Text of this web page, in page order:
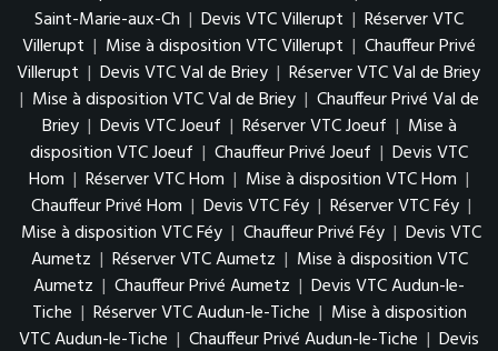
Saint-Marie-aux-Ch | Devis VTC Villerupt | Réserver VTC
Villerupt | Mise à disposition VTC Villerupt | Chauffeur Privé
Villerupt | Devis VTC Val de Briey | Réserver VTC Val de Briey
| Mise à disposition VTC Val de Briey | Chauffeur Privé Val de
Briey | Devis VTC Joeuf | Réserver VTC Joeuf | Mise à
disposition VTC Joeuf | Chauffeur Privé Joeuf | Devis VTC
Hom | Réserver VTC Hom | Mise à disposition VTC Hom |
Chauffeur Privé Hom | Devis VTC Féy | Réserver VTC Féy |
Mise à disposition VTC Féy | Chauffeur Privé Féy | Devis VTC
Aumetz | Réserver VTC Aumetz | Mise à disposition VTC
Aumetz | Chauffeur Privé Aumetz | Devis VTC Audun-le-
Tiche | Réserver VTC Audun-le-Tiche | Mise à disposition
VTC Audun-le-Tiche | Chauffeur Privé Audun-le-Tiche | Devis